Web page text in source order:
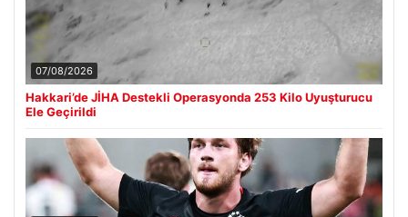
07/08/2026
Hakkari’de JİHA Destekli Operasyonda 253 Kilo Uyuşturucu
Ele Geçirildi